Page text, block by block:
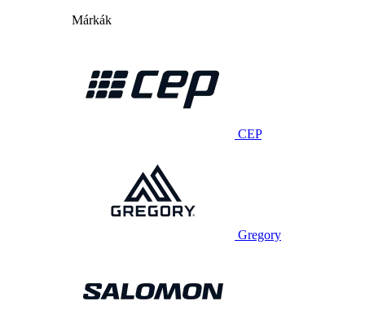
Márkák
CEP
Gregory